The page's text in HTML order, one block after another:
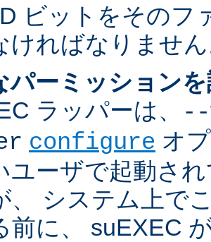
ビットをそのフ
ければなりませ
パーミッション
ラッパーは、
configure オ
ユーザで起動さ
、 システム上で
前に、 suEXEC